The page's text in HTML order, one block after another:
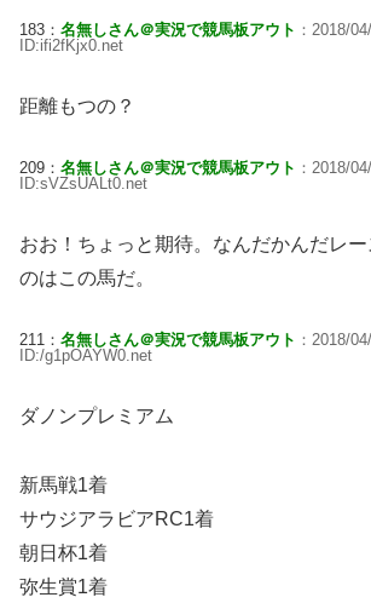
183： 名無しさん＠実況で競馬板アウト ：2018/
ID:ifi2fKjx0.net
距離もつの？
209： 名無しさん＠実況で競馬板アウト ：2018/
ID:sVZsUALt0.net
おお！ちょっと期待。なんだかんだレ
のはこの馬だ。
211： 名無しさん＠実況で競馬板アウト ：2018/
ID:/g1pOAYW0.net
ダノンプレミアム
新馬戦1着
サウジアラビアRC1着
朝日杯1着
弥生賞1着